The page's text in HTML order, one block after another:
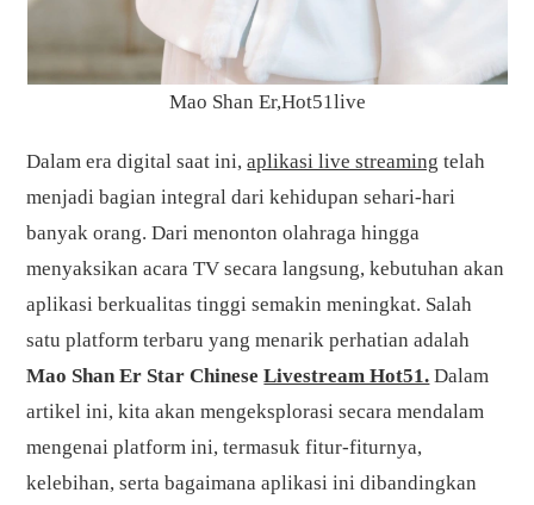
Mao Shan Er,Hot51live
Dalam era digital saat ini,aplikasi live streaming telah
menjadi bagian integral dari kehidupan sehari-hari
banyak orang. Dari menonton olahraga hingga
menyaksikan acara TV secara langsung, kebutuhan akan
aplikasi berkualitas tinggi semakin meningkat. Salah
satu platform terbaru yang menarik perhatian adalah
Mao Shan Er Star ChineseLivestream Hot51. Dalam
artikel ini, kita akan mengeksplorasi secara mendalam
mengenai platform ini, termasuk fitur-fiturnya,
kelebihan, serta bagaimana aplikasi ini dibandingkan